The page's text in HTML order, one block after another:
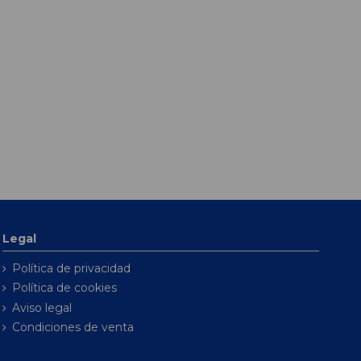
Legal
Política de privacidad
Política de cookies
Aviso legal
Condiciones de venta